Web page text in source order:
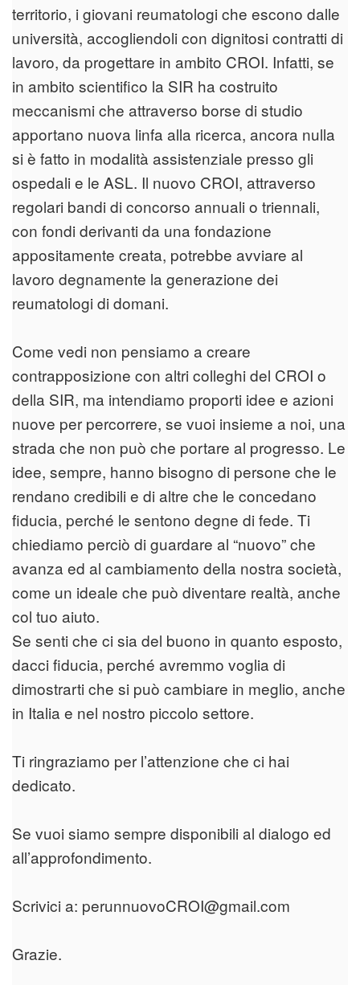
territorio, i giovani reumatologi che escono dalle
università, accogliendoli con dignitosi contratti di
lavoro, da progettare in ambito CROI. Infatti, se
in ambito scientifico la SIR ha costruito
meccanismi che attraverso borse di studio
apportano nuova linfa alla ricerca, ancora nulla
si è fatto in modalità assistenziale presso gli
ospedali e le ASL. Il nuovo CROI, attraverso
regolari bandi di concorso annuali o triennali,
con fondi derivanti da una fondazione
appositamente creata, potrebbe avviare al
lavoro degnamente la generazione dei
reumatologi di domani.
Come vedi non pensiamo a creare
contrapposizione con altri colleghi del CROI o
della SIR, ma intendiamo proporti idee e azioni
nuove per percorrere, se vuoi insieme a noi, una
strada che non può che portare al progresso. Le
idee, sempre, hanno bisogno di persone che le
rendano credibili e di altre che le concedano
fiducia, perché le sentono degne di fede. Ti
chiediamo perciò di guardare al “nuovo” che
avanza ed al cambiamento della nostra società,
come un ideale che può diventare realtà, anche
col tuo aiuto.
Se senti che ci sia del buono in quanto esposto,
dacci fiducia, perché avremmo voglia di
dimostrarti che si può cambiare in meglio, anche
in Italia e nel nostro piccolo settore.
Ti ringraziamo per l’attenzione che ci hai
dedicato.
Se vuoi siamo sempre disponibili al dialogo ed
all’approfondimento.
Scrivici a: perunnuovoCROI@gmail.com
Grazie.